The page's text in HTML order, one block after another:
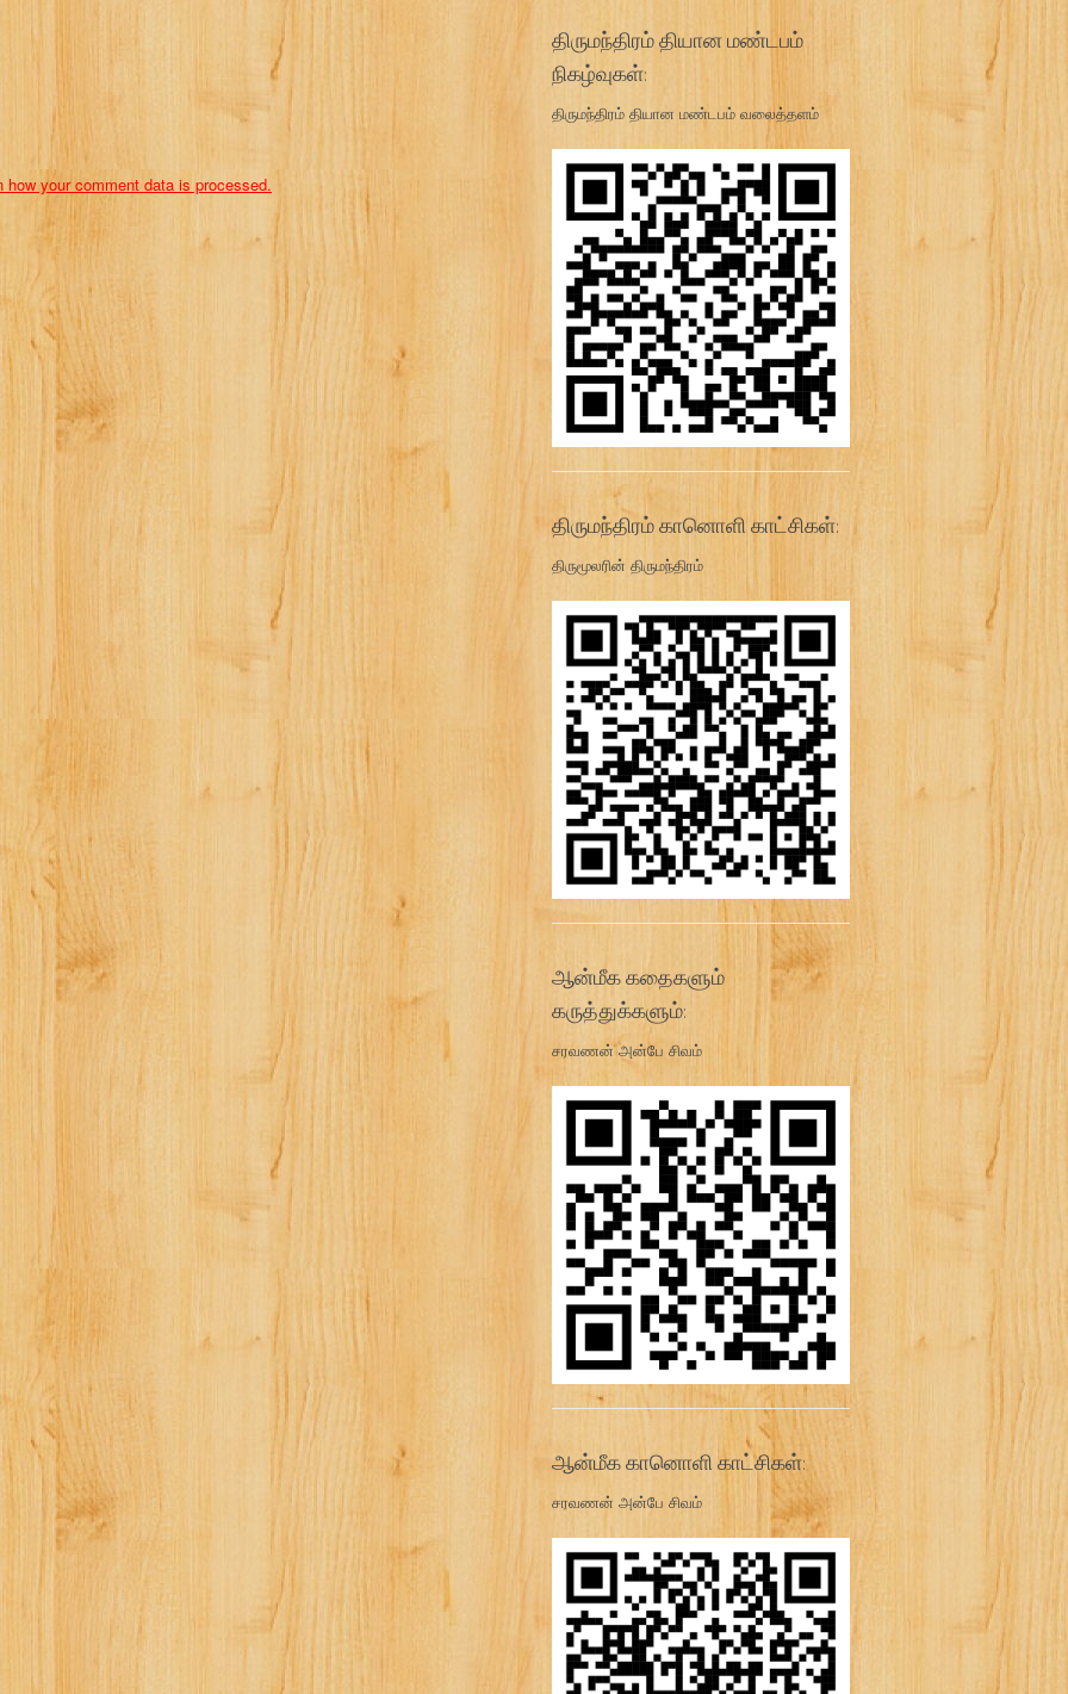
how your comment data is processed.
திருமந்திரம் தியான மண்டபம்
நிகழ்வுகள்:
திருமந்திரம் தியான மண்டபம் வலைத்தளம்
திருமந்திரம் கானொளி காட்சிகள்:
திருமூலரின் திருமந்திரம்
ஆன்மீக கதைகளும்
கருத்துக்களும்:
சரவணன் அன்பே சிவம்
ஆன்மீக கானொளி காட்சிகள்:
சரவணன் அன்பே சிவம்